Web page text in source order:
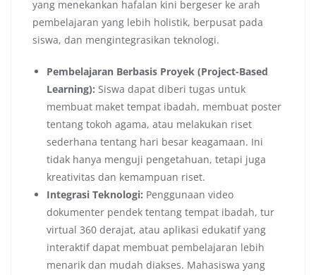
yang menekankan hafalan kini bergeser ke arah
pembelajaran yang lebih holistik, berpusat pada
siswa, dan mengintegrasikan teknologi.
Pembelajaran Berbasis Proyek (Project-Based
Learning): Siswa dapat diberi tugas untuk
membuat maket tempat ibadah, membuat poster
tentang tokoh agama, atau melakukan riset
sederhana tentang hari besar keagamaan. Ini
tidak hanya menguji pengetahuan, tetapi juga
kreativitas dan kemampuan riset.
Integrasi Teknologi: Penggunaan video
dokumenter pendek tentang tempat ibadah, tur
virtual 360 derajat, atau aplikasi edukatif yang
interaktif dapat membuat pembelajaran lebih
menarik dan mudah diakses. Mahasiswa yang